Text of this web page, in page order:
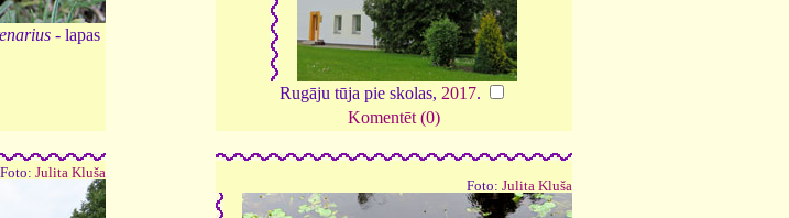
- lapas
Rugāju tūja pie skolas, 2017.
Komentēt (0)
Foto: Julita Kluša
Foto: Julita Kluša